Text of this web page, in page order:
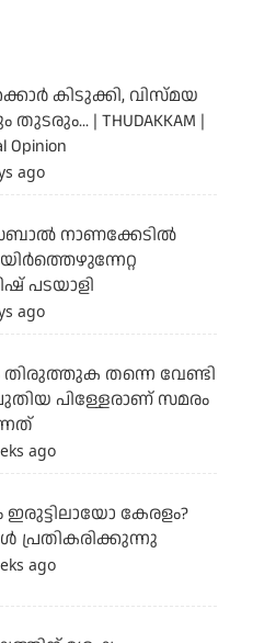
കിടുക്കി, വിസ്മയ
| THUDAKKAM |
Opinion
ago
നാണക്കേടിൽ
പടയാളി
ago
തിരുത്തുക തന്നെ വേണ്ടി
പിള്ളേരാണ് സമരം
ago
ഇരുട്ടിലായോ കേരളം?
പ്രതികരിക്കുന്നു
ago